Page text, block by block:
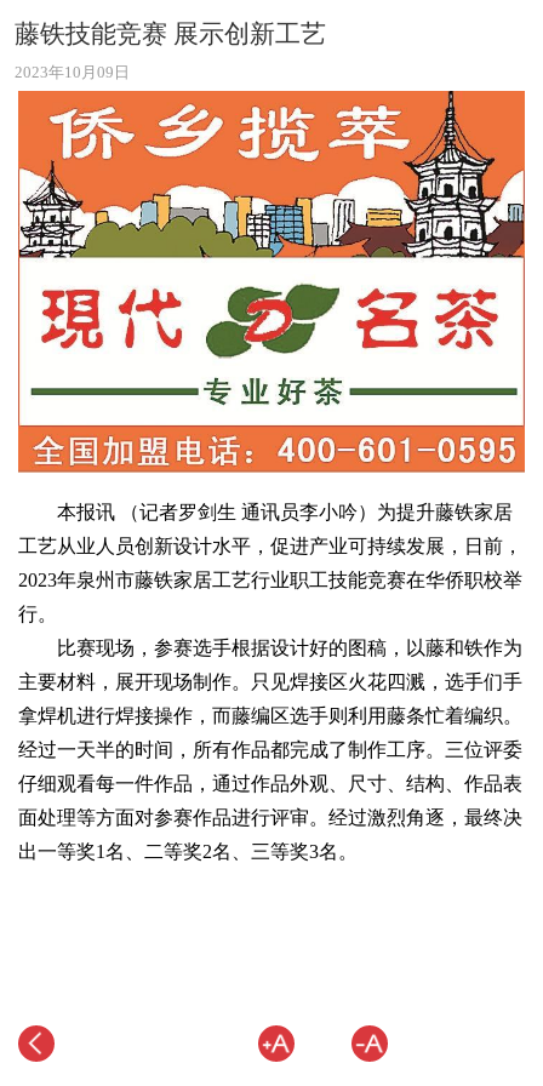
藤铁技能竞赛 展示创新工艺
2023年10月09日
本报讯 （记者罗剑生 通讯员李小吟）为提升藤铁家居
工艺从业人员创新设计水平，促进产业可持续发展，日前，
2023年泉州市藤铁家居工艺行业职工技能竞赛在华侨职校举
行。
比赛现场，参赛选手根据设计好的图稿，以藤和铁作为
主要材料，展开现场制作。只见焊接区火花四溅，选手们手
拿焊机进行焊接操作，而藤编区选手则利用藤条忙着编织。
经过一天半的时间，所有作品都完成了制作工序。三位评委
仔细观看每一件作品，通过作品外观、尺寸、结构、作品表
面处理等方面对参赛作品进行评审。经过激烈角逐，最终决
出一等奖1名、二等奖2名、三等奖3名。